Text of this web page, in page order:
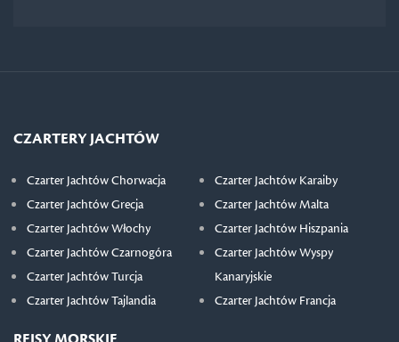
CZARTERY JACHTÓW
Czarter Jachtów Chorwacja
Czarter Jachtów Grecja
Czarter Jachtów Włochy
Czarter Jachtów Czarnogóra
Czarter Jachtów Turcja
Czarter Jachtów Tajlandia
Czarter Jachtów Karaiby
Czarter Jachtów Malta
Czarter Jachtów Hiszpania
Czarter Jachtów Wyspy
Kanaryjskie
Czarter Jachtów Francja